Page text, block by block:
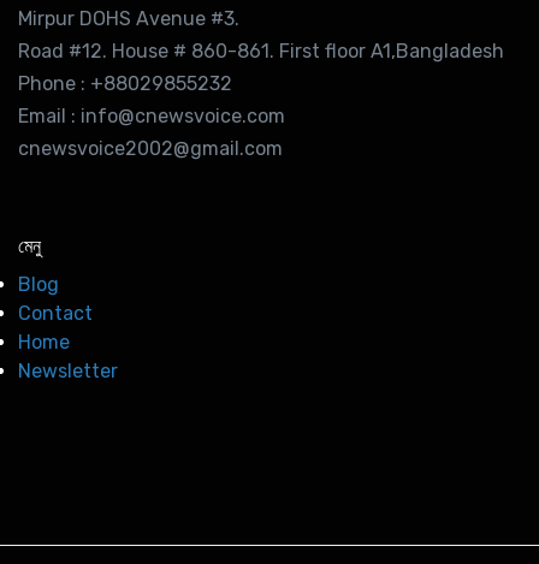
Mirpur DOHS Avenue #3.
Road #12. House # 860-861. First floor A1,Bangladesh
Phone : +88029855232
Email : info@cnewsvoice.com
cnewsvoice2002@gmail.com
মেনু
Blog
Contact
Home
Newsletter